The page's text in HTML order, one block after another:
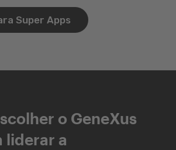
Super Apps
o GeneXus
liderar a